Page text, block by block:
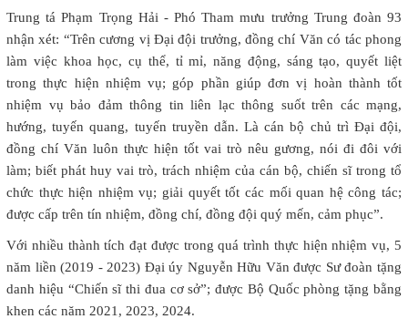
Trung tá Phạm Trọng Hải - Phó Tham mưu trưởng Trung đoàn 93
nhận xét: “Trên cương vị Đại đội trưởng, đồng chí Văn có tác phong
làm việc khoa học, cụ thể, tỉ mỉ, năng động, sáng tạo, quyết liệt
trong thực hiện nhiệm vụ; góp phần giúp đơn vị hoàn thành tốt
nhiệm vụ bảo đảm thông tin liên lạc thông suốt trên các mạng,
hướng, tuyến quang, tuyến truyền dẫn. Là cán bộ chủ trì Đại đội,
đồng chí Văn luôn thực hiện tốt vai trò nêu gương, nói đi đôi với
làm; biết phát huy vai trò, trách nhiệm của cán bộ, chiến sĩ trong tổ
chức thực hiện nhiệm vụ; giải quyết tốt các mối quan hệ công tác;
được cấp trên tín nhiệm, đồng chí, đồng đội quý mến, cảm phục”.
Với nhiều thành tích đạt được trong quá trình thực hiện nhiệm vụ, 5
năm liền (2019 - 2023) Đại úy Nguyễn Hữu Văn được Sư đoàn tặng
danh hiệu “Chiến sĩ thi đua cơ sở”; được Bộ Quốc phòng tặng bằng
khen các năm 2021, 2023, 2024.